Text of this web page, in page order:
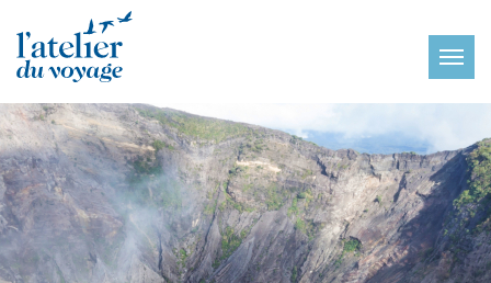
Panneau de gestion des cookies